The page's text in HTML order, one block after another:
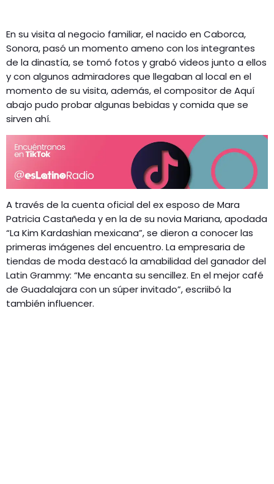
En su visita al negocio familiar, el nacido en Caborca,
Sonora, pasó un momento ameno con los integrantes
de la dinastía, se tomó fotos y grabó videos junto a ellos
y con algunos admiradores que llegaban al local en el
momento de su visita, además, el compositor de Aquí
abajo pudo probar algunas bebidas y comida que se
sirven ahí.
A través de la cuenta oficial del ex esposo de Mara
Patricia Castañeda y en la de su novia Mariana, apodada
“La Kim Kardashian mexicana”, se dieron a conocer las
primeras imágenes del encuentro. La empresaria de
tiendas de moda destacó la amabilidad del ganador del
Latin Grammy: “Me encanta su sencillez. En el mejor café
de Guadalajara con un súper invitado”, escriibó la
también influencer.